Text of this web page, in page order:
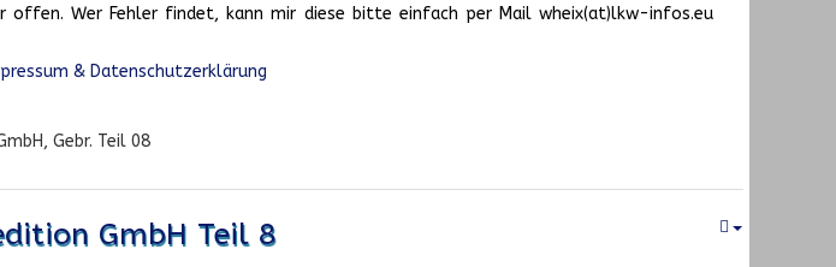
offen. Wer Fehler findet, kann mir diese bitte einfach per Mail wheix(at)lkw-infos.eu
& Datenschutzerklärung
Gebr. Teil 08
GmbH Teil 8